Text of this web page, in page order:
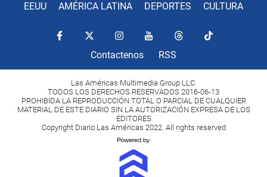
EEUU AMÉRICA LATINA DEPORTES CULTURA
Contactenos RSS
Las Américas Multimedia Group LLC.
TODOS LOS DERECHOS RESERVADOS 2016-06-13
PROHIBIDA LA REPRODUCCIÓN TOTAL O PARCIAL DE CUALQUIER
MATERIAL DE ESTE DIARIO SIN LA AUTORIZACIÓN EXPRESA DE LOS
EDITORES
Copyright Diario Las Américas 2022. All rights reserved